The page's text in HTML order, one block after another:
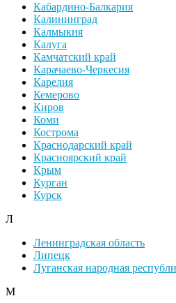
Кабардино-Балкария
Калининград
Калмыкия
Калуга
Камчатский край
Карачаево-Черкесия
Карелия
Кемерово
Киров
Коми
Кострома
Краснодарский край
Красноярский край
Крым
Курган
Курск
Л
Ленинградская область
Липецк
Луганская народная
М